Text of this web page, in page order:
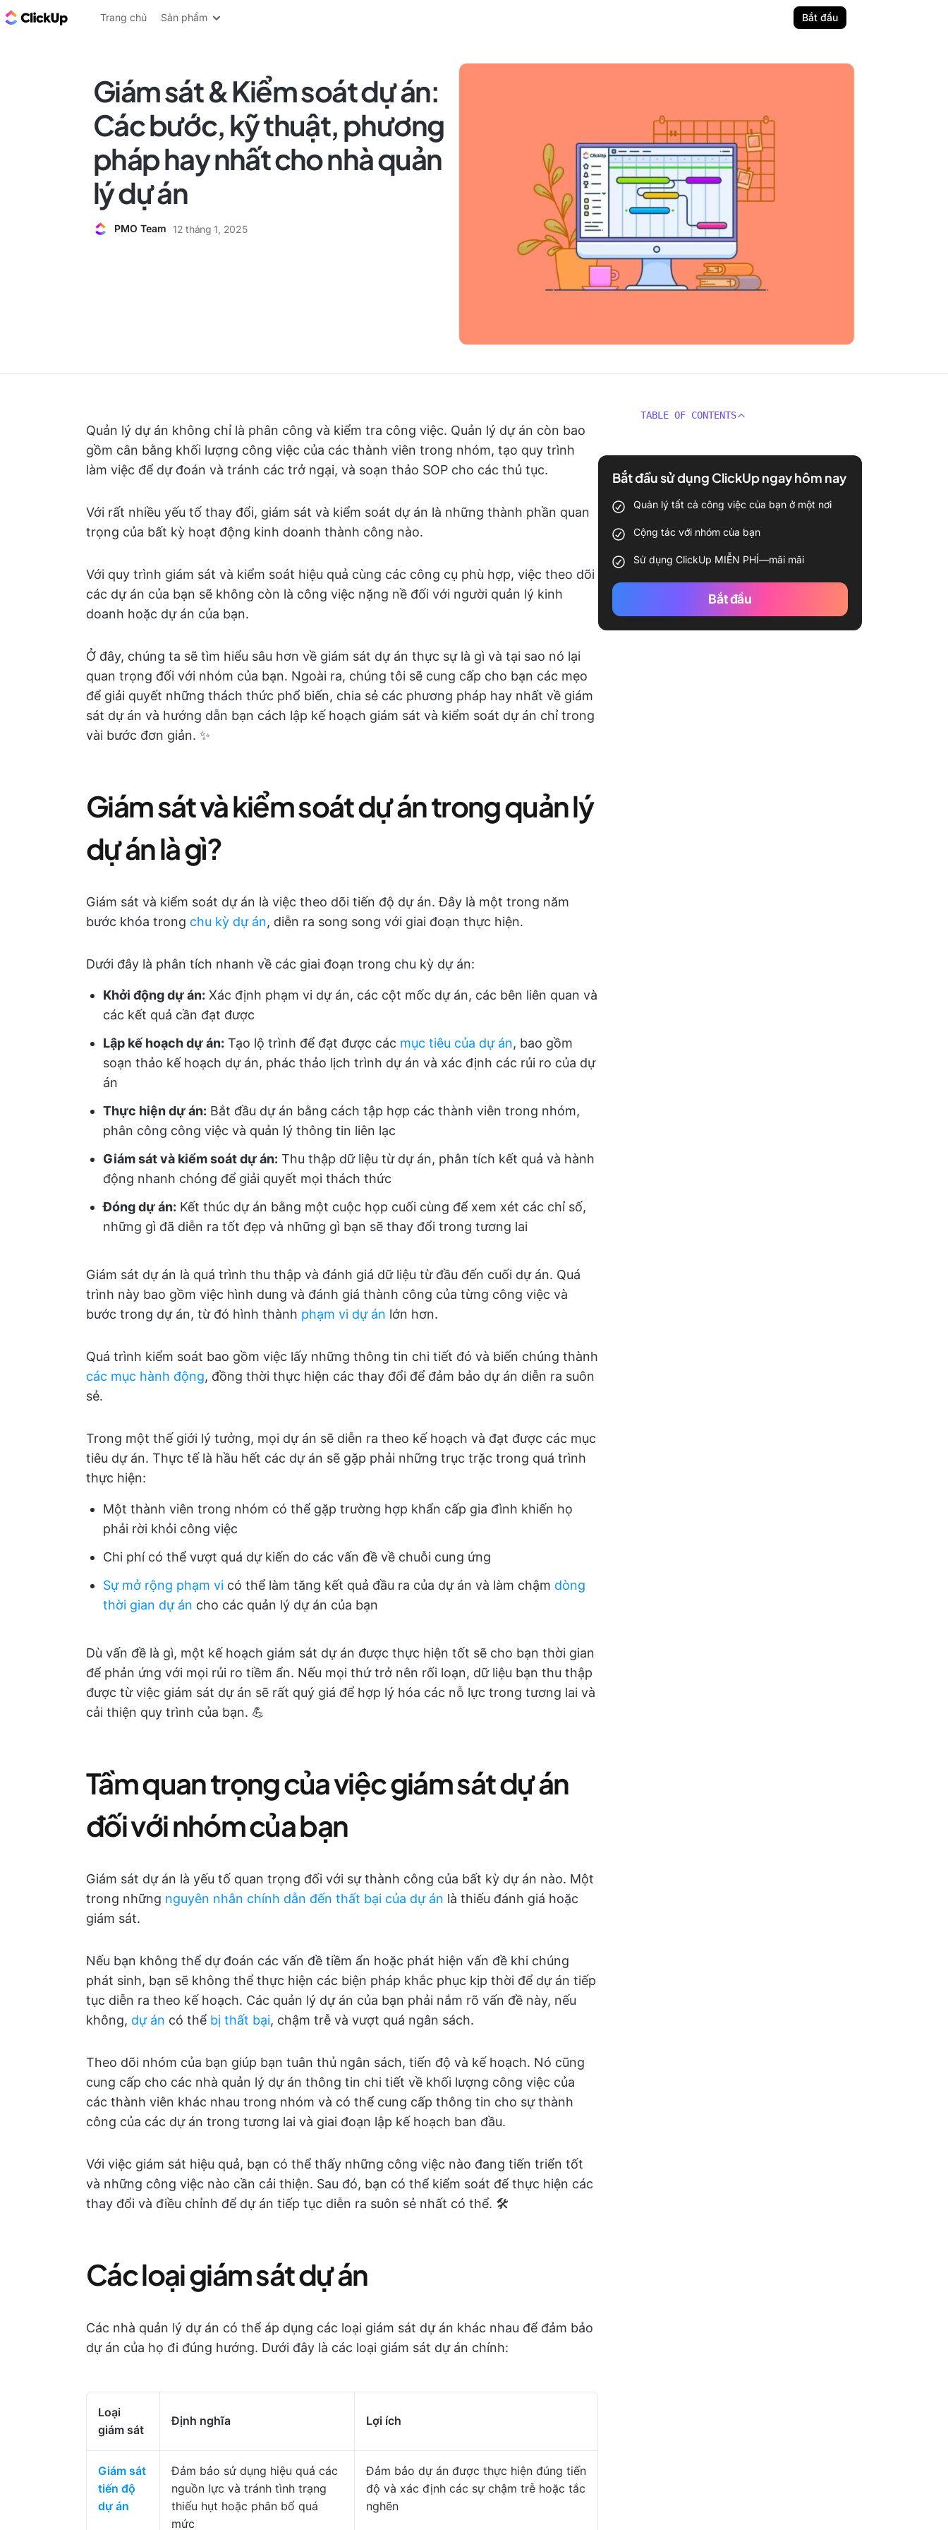
ClickUp Blog
Trang chủ Sản phẩm Bắt đầu
Giám sát & Kiểm soát dự án:
Các bước, kỹ thuật, phương
pháp hay nhất cho nhà quản
lý dự án
PMO Team 12 tháng 1, 2025
Quản lý dự án không chỉ là phân công và kiểm tra công việc. Quản lý dự án còn bao
gồm cân bằng khối lượng công việc của các thành viên trong nhóm, tạo quy trình
làm việc để dự đoán và tránh các trở ngại, và soạn thảo SOP cho các thủ tục.
Với rất nhiều yếu tố thay đổi, giám sát và kiểm soát dự án là những thành phần quan
trọng của bất kỳ hoạt động kinh doanh thành công nào.
Với quy trình giám sát và kiểm soát hiệu quả cùng các công cụ phù hợp, việc theo dõi
các dự án của bạn sẽ không còn là công việc nặng nề đối với người quản lý kinh
doanh hoặc dự án của bạn.
Ở đây, chúng ta sẽ tìm hiểu sâu hơn về giám sát dự án thực sự là gì và tại sao nó lại
quan trọng đối với nhóm của bạn. Ngoài ra, chúng tôi sẽ cung cấp cho bạn các mẹo
để giải quyết những thách thức phổ biến, chia sẻ các phương pháp hay nhất về giám
sát dự án và hướng dẫn bạn cách lập kế hoạch giám sát và kiểm soát dự án chỉ trong
vài bước đơn giản. ✨
Giám sát và kiểm soát dự án trong quản lý
dự án là gì?
Giám sát và kiểm soát dự án là việc theo dõi tiến độ dự án. Đây là một trong năm
bước khóa trong chu kỳ dự án, diễn ra song song với giai đoạn thực hiện.
Dưới đây là phân tích nhanh về các giai đoạn trong chu kỳ dự án:
Khởi động dự án: Xác định phạm vi dự án, các cột mốc dự án, các bên liên quan và
các kết quả cần đạt được
Lập kế hoạch dự án: Tạo lộ trình để đạt được các mục tiêu của dự án, bao gồm
soạn thảo kế hoạch dự án, phác thảo lịch trình dự án và xác định các rủi ro của dự
án
Thực hiện dự án: Bắt đầu dự án bằng cách tập hợp các thành viên trong nhóm,
phân công công việc và quản lý thông tin liên lạc
Giám sát và kiểm soát dự án: Thu thập dữ liệu từ dự án, phân tích kết quả và hành
động nhanh chóng để giải quyết mọi thách thức
Đóng dự án: Kết thúc dự án bằng một cuộc họp cuối cùng để xem xét các chỉ số,
những gì đã diễn ra tốt đẹp và những gì bạn sẽ thay đổi trong tương lai
Giám sát dự án là quá trình thu thập và đánh giá dữ liệu từ đầu đến cuối dự án. Quá
trình này bao gồm việc hình dung và đánh giá thành công của từng công việc và
bước trong dự án, từ đó hình thành phạm vi dự án lớn hơn.
Quá trình kiểm soát bao gồm việc lấy những thông tin chi tiết đó và biến chúng thành
các mục hành động, đồng thời thực hiện các thay đổi để đảm bảo dự án diễn ra suôn
sẻ.
Trong một thế giới lý tưởng, mọi dự án sẽ diễn ra theo kế hoạch và đạt được các mục
tiêu dự án. Thực tế là hầu hết các dự án sẽ gặp phải những trục trặc trong quá trình
thực hiện:
Một thành viên trong nhóm có thể gặp trường hợp khẩn cấp gia đình khiến họ
phải rời khỏi công việc
Chi phí có thể vượt quá dự kiến do các vấn đề về chuỗi cung ứng
Sự mở rộng phạm vi có thể làm tăng kết quả đầu ra của dự án và làm chậm dòng
thời gian dự án cho các quản lý dự án của bạn
Dù vấn đề là gì, một kế hoạch giám sát dự án được thực hiện tốt sẽ cho bạn thời gian
để phản ứng với mọi rủi ro tiềm ẩn. Nếu mọi thứ trở nên rối loạn, dữ liệu bạn thu thập
được từ việc giám sát dự án sẽ rất quý giá để hợp lý hóa các nỗ lực trong tương lai và
cải thiện quy trình của bạn. 💪
Tầm quan trọng của việc giám sát dự án
đối với nhóm của bạn
Giám sát dự án là yếu tố quan trọng đối với sự thành công của bất kỳ dự án nào. Một
trong những nguyên nhân chính dẫn đến thất bại của dự án là thiếu đánh giá hoặc
giám sát.
Nếu bạn không thể dự đoán các vấn đề tiềm ẩn hoặc phát hiện vấn đề khi chúng
phát sinh, bạn sẽ không thể thực hiện các biện pháp khắc phục kịp thời để dự án tiếp
tục diễn ra theo kế hoạch. Các quản lý dự án của bạn phải nắm rõ vấn đề này, nếu
không, dự án có thể bị thất bại, chậm trễ và vượt quá ngân sách.
Theo dõi nhóm của bạn giúp bạn tuân thủ ngân sách, tiến độ và kế hoạch. Nó cũng
cung cấp cho các nhà quản lý dự án thông tin chi tiết về khối lượng công việc của
các thành viên khác nhau trong nhóm và có thể cung cấp thông tin cho sự thành
công của các dự án trong tương lai và giai đoạn lập kế hoạch ban đầu.
Với việc giám sát hiệu quả, bạn có thể thấy những công việc nào đang tiến triển tốt
và những công việc nào cần cải thiện. Sau đó, bạn có thể kiểm soát để thực hiện các
thay đổi và điều chỉnh để dự án tiếp tục diễn ra suôn sẻ nhất có thể. 🛠️
Các loại giám sát dự án
Các nhà quản lý dự án có thể áp dụng các loại giám sát dự án khác nhau để đảm bảo
dự án của họ đi đúng hướng. Dưới đây là các loại giám sát dự án chính:
Loại
giám sát
Định nghĩa Lợi ích
Giám sát
tiến độ
dự án
Đảm bảo sử dụng hiệu quả các
nguồn lực và tránh tình trạng
thiếu hụt hoặc phân bổ quá
mức
Đảm bảo dự án được thực hiện đúng tiến
độ và xác định các sự chậm trễ hoặc tắc
nghẽn
TABLE OF CONTENTS
Bắt đầu sử dụng ClickUp ngay hôm nay
Quản lý tất cả công việc của bạn ở một nơi
Cộng tác với nhóm của bạn
Sử dụng ClickUp MIỄN PHÍ—mãi mãi
Bắt đầu